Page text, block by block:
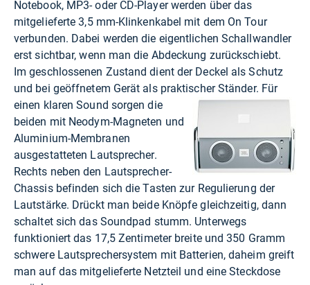
Notebook, MP3- oder CD-Player werden über das
mitgelieferte 3,5 mm-Klinkenkabel mit dem On Tour
verbunden. Dabei werden die eigentlichen Schallwandler
erst sichtbar, wenn man die Abdeckung zurückschiebt.
Im geschlossenen Zustand dient der Deckel als Schutz
und bei geöffnetem Gerät als praktischer Ständer. Für
einen klaren Sound sorgen die
beiden mit Neodym-Magneten und
Aluminium-Membranen
ausgestatteten Lautsprecher.
Rechts neben den Lautsprecher-
Chassis befinden sich die Tasten zur Regulierung der
Lautstärke. Drückt man beide Knöpfe gleichzeitig, dann
schaltet sich das Soundpad stumm. Unterwegs
funktioniert das 17,5 Zentimeter breite und 350 Gramm
schwere Lautsprechersystem mit Batterien, daheim greift
man auf das mitgelieferte Netzteil und eine Steckdose